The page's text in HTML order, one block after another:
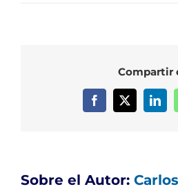
Compartir
Facebook
X
Sobre el Autor: